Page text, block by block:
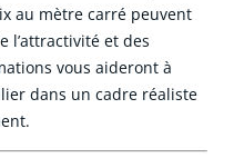
au mètre carré peuvent
l’attractivité et des
vous aideront à
dans un cadre réaliste